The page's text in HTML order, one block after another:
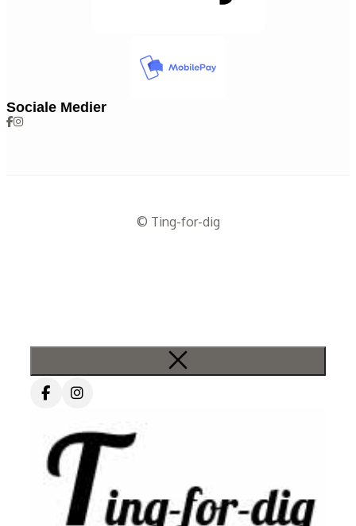
Sociale Medier
© Ting-for-dig